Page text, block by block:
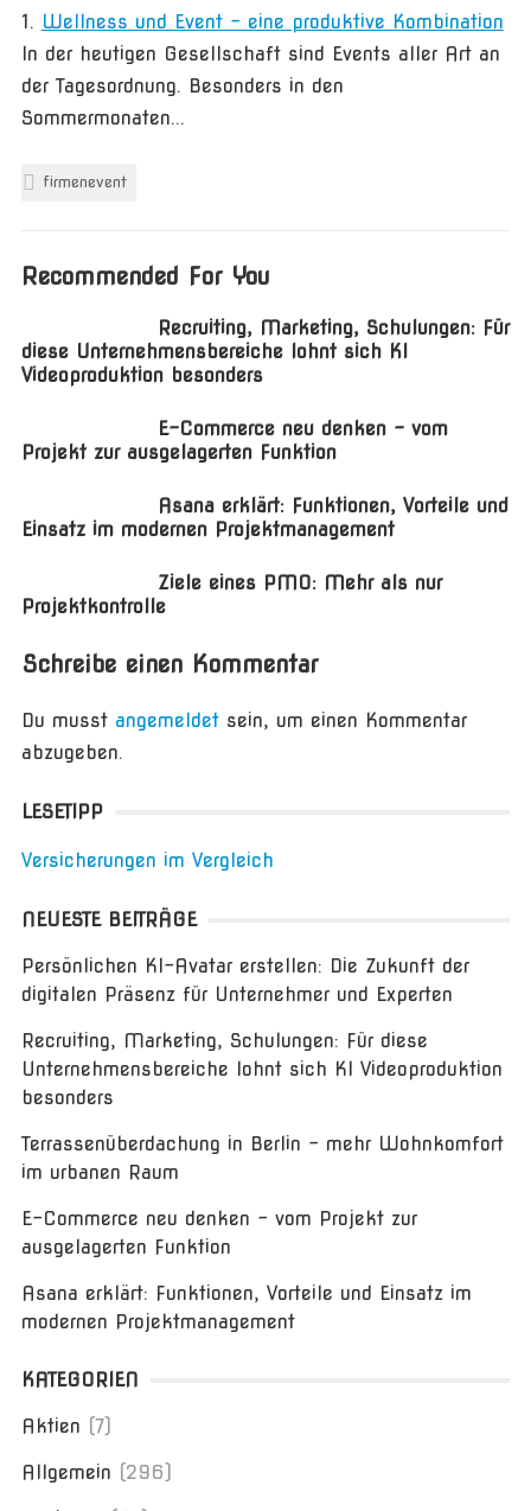
Wellness und Event – eine produktive Kombination
In der heutigen Gesellschaft sind Events aller Art an
der Tagesordnung. Besonders in den
Sommermonaten...
firmenevent
Recommended For You
Recruiting, Marketing, Schulungen: Für
diese Unternehmensbereiche lohnt sich KI
Videoproduktion besonders
E-Commerce neu denken – vom
Projekt zur ausgelagerten Funktion
Asana erklärt: Funktionen, Vorteile und
Einsatz im modernen Projektmanagement
Ziele eines PMO: Mehr als nur
Projektkontrolle
Schreibe einen Kommentar
Du musst angemeldetsein, um einen Kommentar
abzugeben.
LESETIPP
Versicherungen im Vergleich
NEUESTE BEITRÄGE
Persönlichen KI-Avatar erstellen: Die Zukunft der
digitalen Präsenz für Unternehmer und Experten
Recruiting, Marketing, Schulungen: Für diese
Unternehmensbereiche lohnt sich KI Videoproduktion
besonders
Terrassenüberdachung in Berlin – mehr Wohnkomfort
im urbanen Raum
E-Commerce neu denken – vom Projekt zur
ausgelagerten Funktion
Asana erklärt: Funktionen, Vorteile und Einsatz im
modernen Projektmanagement
KATEGORIEN
Aktien (7)
Allgemein (296)